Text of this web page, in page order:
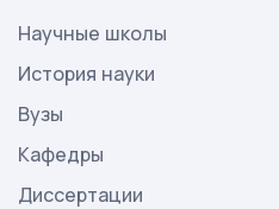
Научные школы
История науки
Вузы
Кафедры
Диссертации